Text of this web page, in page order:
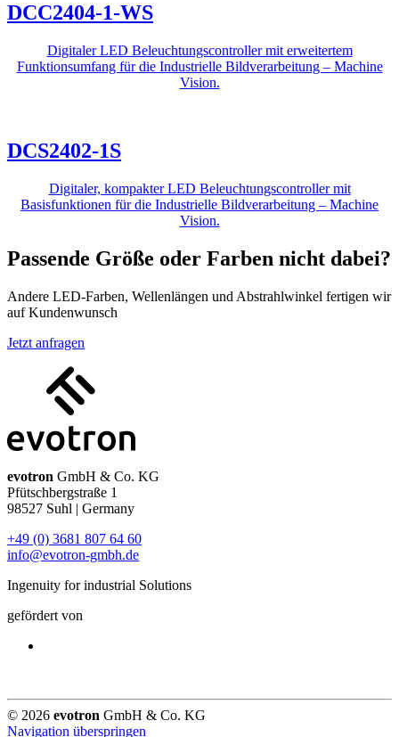
DCC2404-1-WS
Digitaler LED Beleuchtungscontroller mit erweitertem
Funktionsumfang für die Industrielle Bildverarbeitung – Machine
Vision.
DCS2402-1S
Digitaler, kompakter LED Beleuchtungscontroller mit
Basisfunktionen für die Industrielle Bildverarbeitung – Machine
Vision.
Passende Größe oder Farben nicht dabei?
Andere LED-Farben, Wellenlängen und Abstrahlwinkel fertigen wir
auf Kundenwunsch
Jetzt anfragen
evotron GmbH & Co. KG
Pfütschbergstraße 1
98527 Suhl | Germany
+49 (0) 3681 807 64 60
info@evotron-gmbh.de
Ingenuity for industrial Solutions
gefördert von
© 2026 evotron GmbH & Co. KG
Navigation überspringen